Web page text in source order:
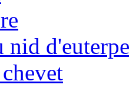
nid d'euterpe